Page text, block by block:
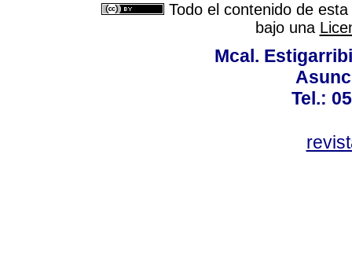
Todo el contenido de
bajo una
Mcal.
Tel.: